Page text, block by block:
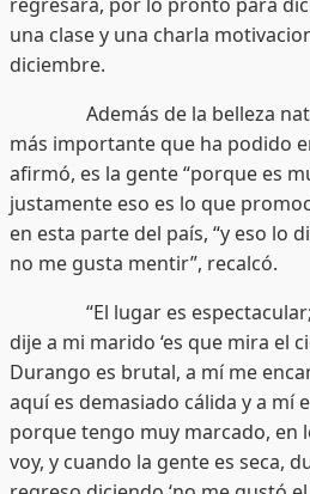
una clase y una charla
diciembre.
Además de la belleza
más importante que ha podido
afirmó, es la gente “porque es
justamente eso es lo que
en esta parte del país, “y eso lo
no me gusta mentir”, recalcó.
“El lugar es espectacular;
dije a mi marido ‘es que mira el
Durango es brutal, a mí me
aquí es demasiado cálida y a mí
porque tengo muy marcado, en
voy, y cuando la gente es seca,